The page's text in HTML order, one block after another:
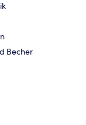
Becher